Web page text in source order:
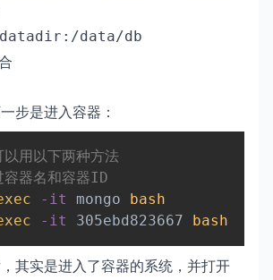
data/db
步是进入容器：
用以下两种方法
器名和容器ID
-it mongo bash
-it 305ebd823667 bash
其实是进入了容器的系统，并打开